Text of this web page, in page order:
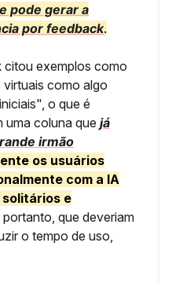
e pode gerar a
por feedback.
citou exemplos como
como algo
o que é
uma coluna que já
irmão
os usuários
com a IA
solitários e
que deveriam
o tempo de uso,